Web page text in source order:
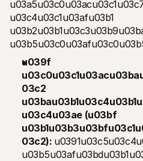
u03c4u03c1u03afu03b1
u039f
03c2
u03c4u03ae (u03bf
03c2):